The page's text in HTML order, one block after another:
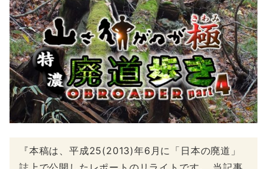
『本稿は、平成25(2013)年6月に「日本の廃道」